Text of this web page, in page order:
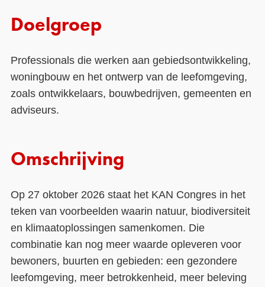
Doelgroep
Professionals die werken aan gebiedsontwikkeling,
woningbouw en het ontwerp van de leefomgeving,
zoals ontwikkelaars, bouwbedrijven, gemeenten en
adviseurs.
Omschrijving
Op 27 oktober 2026 staat het KAN Congres in het
teken van voorbeelden waarin natuur, biodiversiteit
en klimaatoplossingen samenkomen. Die
combinatie kan nog meer waarde opleveren voor
bewoners, buurten en gebieden: een gezondere
leefomgeving, meer betrokkenheid, meer beleving